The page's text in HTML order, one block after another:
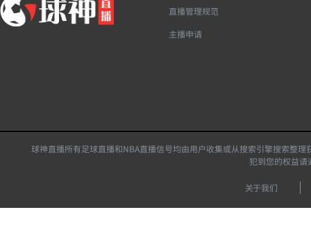
直播管理规范
主播申请
球神直播所有足球直播和NBA直播信号均由用户收集或从搜索引擎搜索整
犯到您的权益请
关于我们